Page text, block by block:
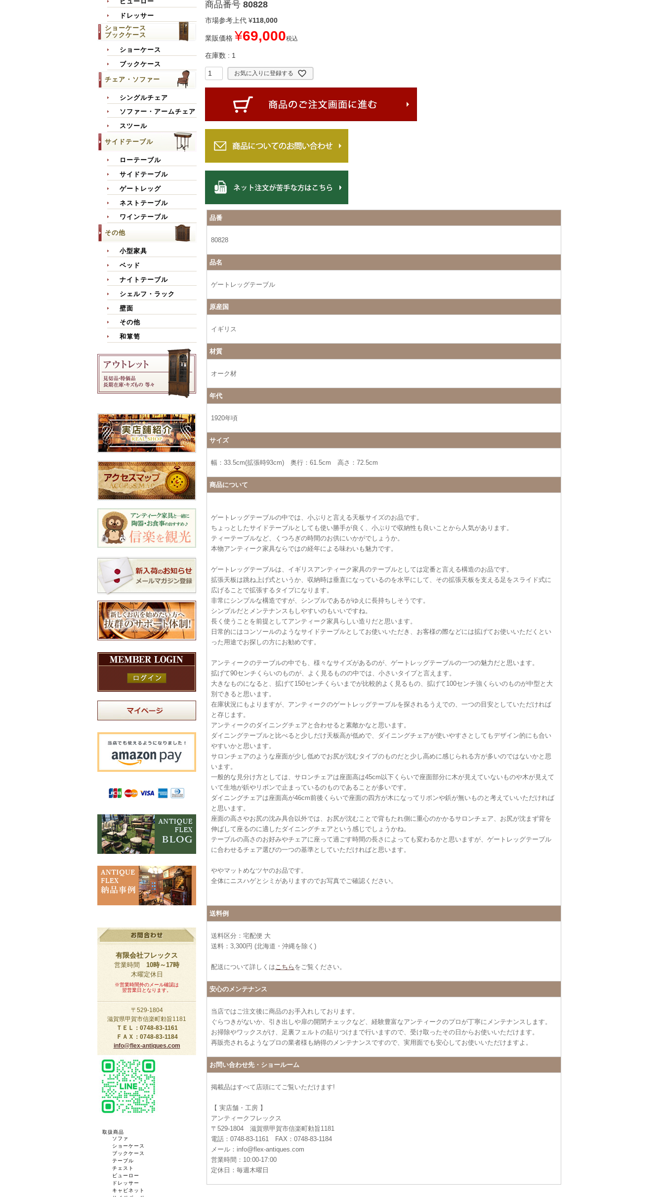
ドレッサー
ショーケース
ブックケース
ショーケース
ブックケース
チェア・ソファー
シングルチェア
ソファー・アームチェア
スツール
サイドテーブル
ローテーブル
サイドテーブル
ゲートレッグ
ネストテーブル
ワインテーブル
その他
小型家具
ベッド
ナイトテーブル
シェルフ・ラック
壁面
その他
和箪笥
有限会社フレックス
営業時間 10時～17時
木曜定休日
※営業時間外のメール確認は
翌営業日となります。
〒529-1804
滋賀県甲賀市信楽町勅旨1181
ＴＥＬ：0748-83-1161
ＦＡＸ：0748-83-1184
info@flex-antiques.com
取扱商品
ソファ
ショーケース
ブックケース
テーブル
チェスト
ビューロー
ドレッサー
キャビネット
商品番号 80828
市場参考上代 ¥118,000
業販価格 ¥69,000税込
在庫数 1
お気に入りに登録する
品番
80828
品名
ゲートレッグテーブル
原産国
イギリス
材質
オーク材
年代
1920年頃
サイズ
幅：33.5cm(拡張時93cm) 奥行：61.5cm 高さ：72.5cm
商品について
ゲートレッグテーブルの中では、小ぶりと言える天板サイズのお品です。
ちょっとしたサイドテーブルとしても使い勝手が良く、小ぶりで収納性も良いことから人気があります。
ティーテーブルなど、くつろぎの時間のお供にいかがでしょうか。
本物アンティーク家具ならではの経年による味わいも魅力です。
ゲートレッグテーブルは、イギリスアンティーク家具のテーブルとしては定番と言える構造のお品です。
拡張天板は跳ね上げ式というか、収納時は垂直になっているのを水平にして、その拡張天板を支える足をスライド式に
広げることで拡張するタイプになります。
非常にシンプルな構造ですが、シンプルであるがゆえに長持ちしそうです。
シンプルだとメンテナンスもしやすいのもいいですね。
長く使うことを前提としてアンティーク家具らしい造りだと思います。
日常的にはコンソールのようなサイドテーブルとしてお使いいただき、お客様の際などには拡げてお使いいただくとい
った用途でお探しの方にお勧めです。
アンティークのテーブルの中でも、様々なサイズがあるのが、ゲートレッグテーブルの一つの魅力だと思います。
拡げて90センチくらいのものが、よく見るものの中では、小さいタイプと言えます。
大きなものになると、拡げて150センチくらいまでが比較的よく見るもの、拡げて100センチ強くらいのものが中型と大
別できると思います。
在庫状況にもよりますが、アンティークのゲートレッグテーブルを探されるうえでの、一つの目安としていただければ
と存じます。
アンティークのダイニングチェアと合わせると素敵かなと思います。
ダイニングテーブルと比べると少しだけ天板高が低めで、ダイニングチェアが使いやすさとしてもデザイン的にも合い
やすいかと思います。
サロンチェアのような座面が少し低めでお尻が沈むタイプのものだと少し高めに感じられる方が多いのではないかと思
います。
一般的な見分け方としては、サロンチェアは座面高は45cm以下くらいで座面部分に木が見えていないものや木が見えて
いて生地が鋲やリボンで止まっているのものであることが多いです。
ダイニングチェアは座面高が46cm前後くらいで座面の四方が木になってリボンや鋲が無いものと考えていいただければ
と思います。
座面の高さやお尻の沈み具合以外では、お尻が沈むことで背もたれ側に重心のかかるサロンチェア、お尻が沈まず背を
伸ばして座るのに適したダイニングチェアという感じでしょうかね。
テーブルの高さのお好みやチェアに座って過ごす時間の長さによっても変わるかと思いますが、ゲートレッグテーブル
に合わせるチェア選びの一つの基準としていただければと思います。
ややマットめなツヤのお品です。
全体にニスハゲとシミがありますのでお写真でご確認ください。
送料例
送料区分：宅配便 大
送料：3,300円 (北海道・沖縄を除く)
配送について詳しくはこちら をご覧ください。
安心のメンテナンス
当店ではご注文後に商品のお手入れしております。
ぐらつきがないか、引き出しや扉の開閉チェックなど、経験豊富なアンティークのプロが丁寧にメンテナンスします。
お掃除やワックスがけ、足裏フェルトの貼りつけまで行いますので、受け取ったその日からお使いいただけます。
再販売されるようなプロの業者様も納得のメンテナンスですので、実用面でも安心してお使いいただけますよ。
お問い合わせ先・ショールーム
掲載品はすべて店頭にてご覧いただけます!
【 実店舗・工房 】
アンティークフレックス
〒529-1804 滋賀県甲賀市信楽町勅旨1181
電話：0748-83-1161 FAX：0748-83-1184
メール：info@flex-antiques.com
営業時間：10:00-17:00
定休日：毎週木曜日